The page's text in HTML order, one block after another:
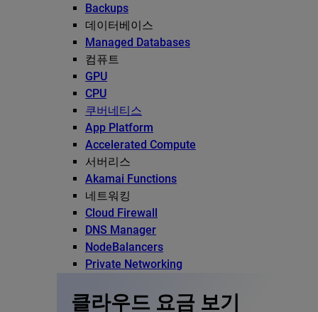
Backups
데이터베이스
Managed Databases
컴퓨트
GPU
CPU
쿠버네티스
App Platform
Accelerated Compute
서버리스
Akamai Functions
네트워킹
Cloud Firewall
DNS Manager
NodeBalancers
Private Networking
클라우드 요금 보기